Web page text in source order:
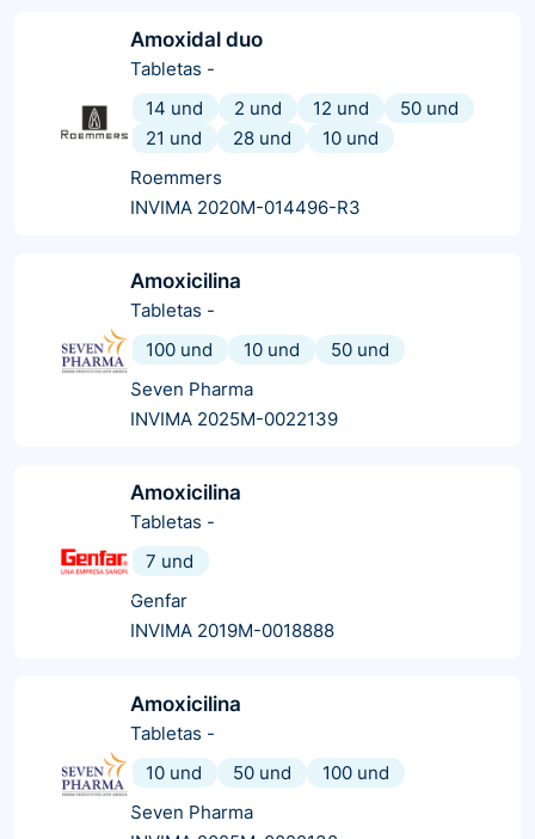
Amoxidal duo
Tabletas -
14 und
2 und 12 und
50 und
21 und
28 und
10 und
Roemmers
INVIMA 2020M-014496-R3
Amoxicilina
Tabletas -
100 und
10 und
50 und
Seven Pharma
INVIMA 2025M-0022139
Amoxicilina
Tabletas -
7 und
Genfar
INVIMA 2019M-0018888
Amoxicilina
Tabletas -
10 und
50 und
100 und
Seven Pharma